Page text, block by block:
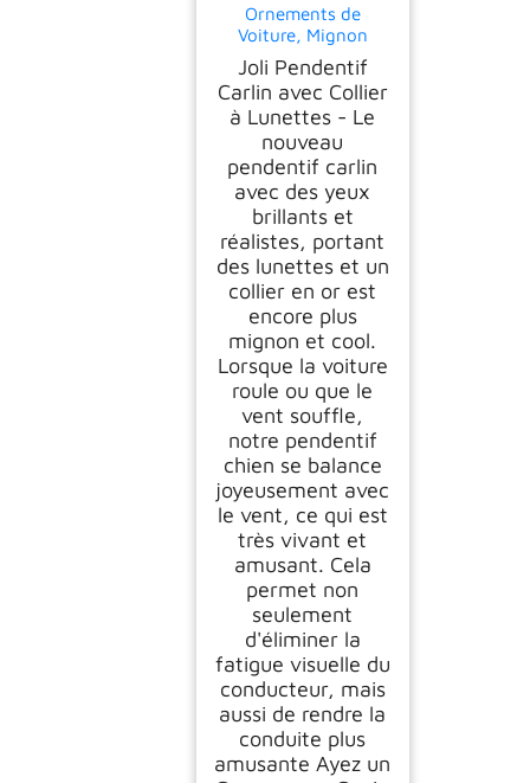
Ornements de
Voiture, Mignon
Chien Carlin
Pendentif Miroir de
Voiture Rétroviseur
Ornements Suspendu
De Voiture Miroir de
Voiture Accessoires
Cadeaux
D'anniversaire
Décoration Charme
Voiture Suspendu
Joli Pendentif
Carlin avec Collier
à Lunettes - Le
nouveau
pendentif carlin
avec des yeux
brillants et
réalistes, portant
des lunettes et un
collier en or est
encore plus
mignon et cool.
Lorsque la voiture
roule ou que le
vent souffle,
notre pendentif
chien se balance
joyeusement avec
le vent, ce qui est
très vivant et
amusant. Cela
permet non
seulement
d'éliminer la
fatigue visuelle du
conducteur, mais
aussi de rendre la
conduite plus
amusante Ayez un